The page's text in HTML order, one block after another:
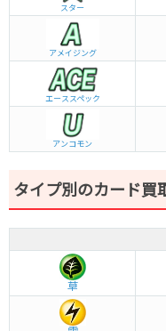
スター
アメイジング
エーススペック
アンコモン
タイプ別のカード買
草